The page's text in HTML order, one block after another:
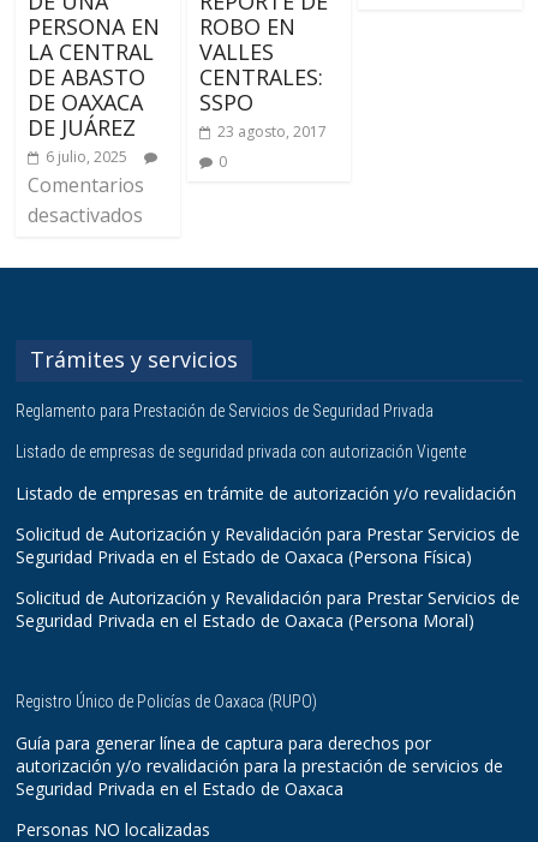
PERSONA EN
LA CENTRAL
DE ABASTO
DE OAXACA
DE JUÁREZ
6 julio, 2025
Comentarios
desactivados
ROBO EN
VALLES
CENTRALES:
SSPO
23 agosto, 2017
0
Trámites y servicios
Reglamento para Prestación de Servicios de Seguridad Privada
Listado de empresas de seguridad privada con autorización Vigente
Listado de empresas en trámite de autorización y/o revalidación
Solicitud de Autorización y Revalidación para Prestar Servicios de
Seguridad Privada en el Estado de Oaxaca (Persona Física)
Solicitud de Autorización y Revalidación para Prestar Servicios de
Seguridad Privada en el Estado de Oaxaca (Persona Moral)
Registro Único de Policías de Oaxaca (RUPO)
Guía para generar línea de captura para derechos por
autorización y/o revalidación para la prestación de servicios de
Seguridad Privada en el Estado de Oaxaca
Personas NO localizadas